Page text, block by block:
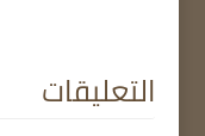
التعليقات